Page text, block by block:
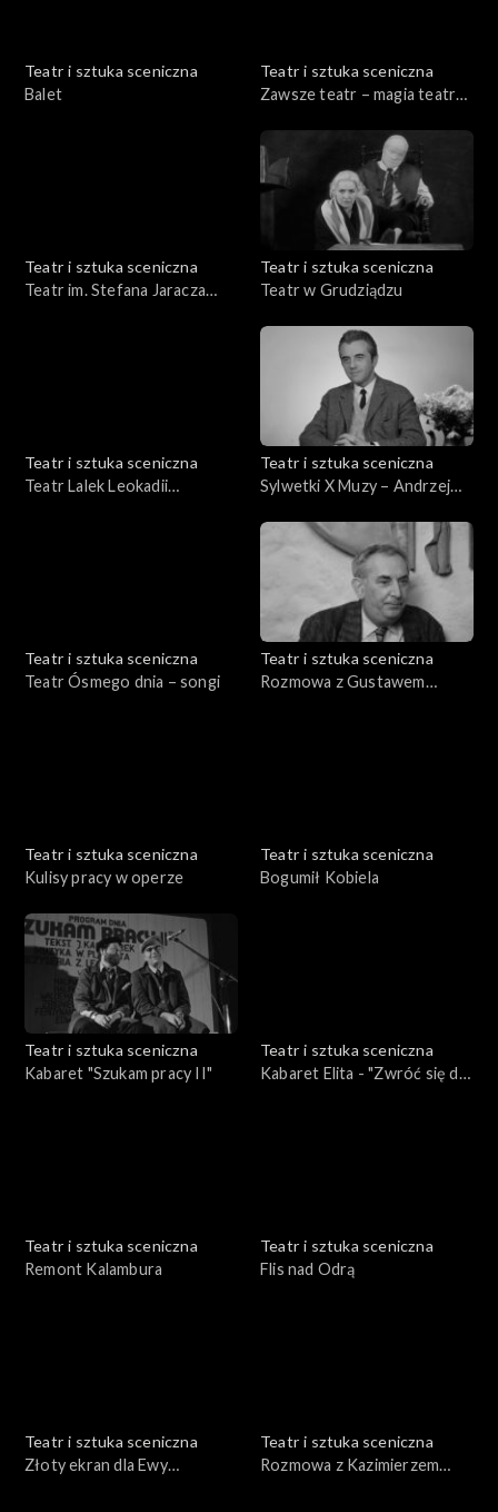
Teatr i sztuka sceniczna
Balet
Teatr i sztuka sceniczna
Zawsze teatr – magia teatru
Teatr i sztuka sceniczna
Teatr im. Stefana Jaracza
Teatr i sztuka sceniczna
Teatr w Grudziądzu
Teatr i sztuka sceniczna
Teatr Lalek Leokadii
Teatr i sztuka sceniczna
Sylwetki X Muzy – Andrzej
Teatr i sztuka sceniczna
Teatr Ósmego dnia – songi
Teatr i sztuka sceniczna
Rozmowa z Gustawem
Teatr i sztuka sceniczna
Kulisy pracy w operze
Teatr i sztuka sceniczna
Bogumił Kobiela
Teatr i sztuka sceniczna
Kabaret "Szukam pracy II"
Teatr i sztuka sceniczna
Kabaret Elita - "Zwróć się do
Teatr i sztuka sceniczna
Remont Kalambura
Teatr i sztuka sceniczna
Flis nad Odrą
Teatr i sztuka sceniczna
Złoty ekran dla Ewy
Teatr i sztuka sceniczna
Rozmowa z Kazimierzem